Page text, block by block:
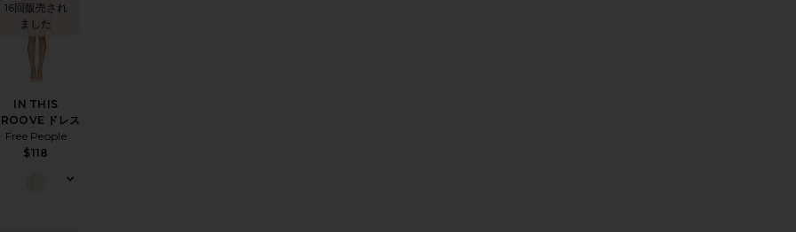
16回販売され
ました
IN THIS
ドレス
Free People
$118